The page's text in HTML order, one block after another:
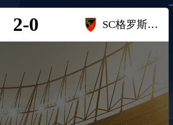
2-0 SC格罗斯施瓦岑洛厄